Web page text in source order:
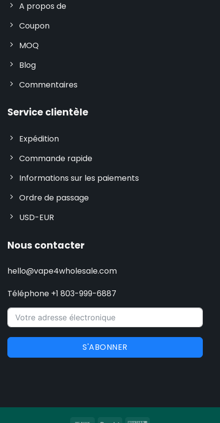
A propos de
Coupon
MOQ
Blog
Commentaires
Service clientèle
Expédition
Commande rapide
Informations sur les paiements
Ordre de passage
USD-EUR
Nous contacter
hello@vape4wholesale.com
Téléphone +1 803-999-6887
S'ABONNER